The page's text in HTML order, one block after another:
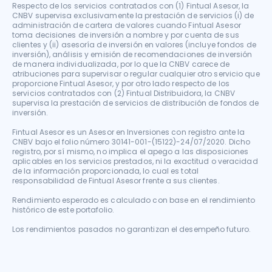
Respecto de los servicios contratados con (1) Fintual Asesor, la
CNBV supervisa exclusivamente la prestación de servicios (i) de
administración de cartera de valores cuando Fintual Asesor
toma decisiones de inversión a nombre y por cuenta de sus
clientes y (ii) asesoría de inversión en valores (incluye fondos de
inversión), análisis y emisión de recomendaciones de inversión
de manera individualizada, por lo que la CNBV carece de
atribuciones para supervisar o regular cualquier otro servicio que
proporcione Fintual Asesor, y por otro lado respecto de los
servicios contratados con (2) Fintual Distribuidora, la CNBV
supervisa la prestación de servicios de distribución de fondos de
inversión.
Fintual Asesor es un Asesor en Inversiones con registro ante la
CNBV bajo el folio número 30141-001-(15122)-24/07/2020. Dicho
registro, por sí mismo, no implica el apego a las disposiciones
aplicables en los servicios prestados, ni la exactitud o veracidad
de la información proporcionada, lo cual es total
responsabilidad de Fintual Asesor frente a sus clientes.
Rendimiento esperado es calculado con base en el rendimiento
histórico de este portafolio.
Los rendimientos pasados no garantizan el desempeño futuro.